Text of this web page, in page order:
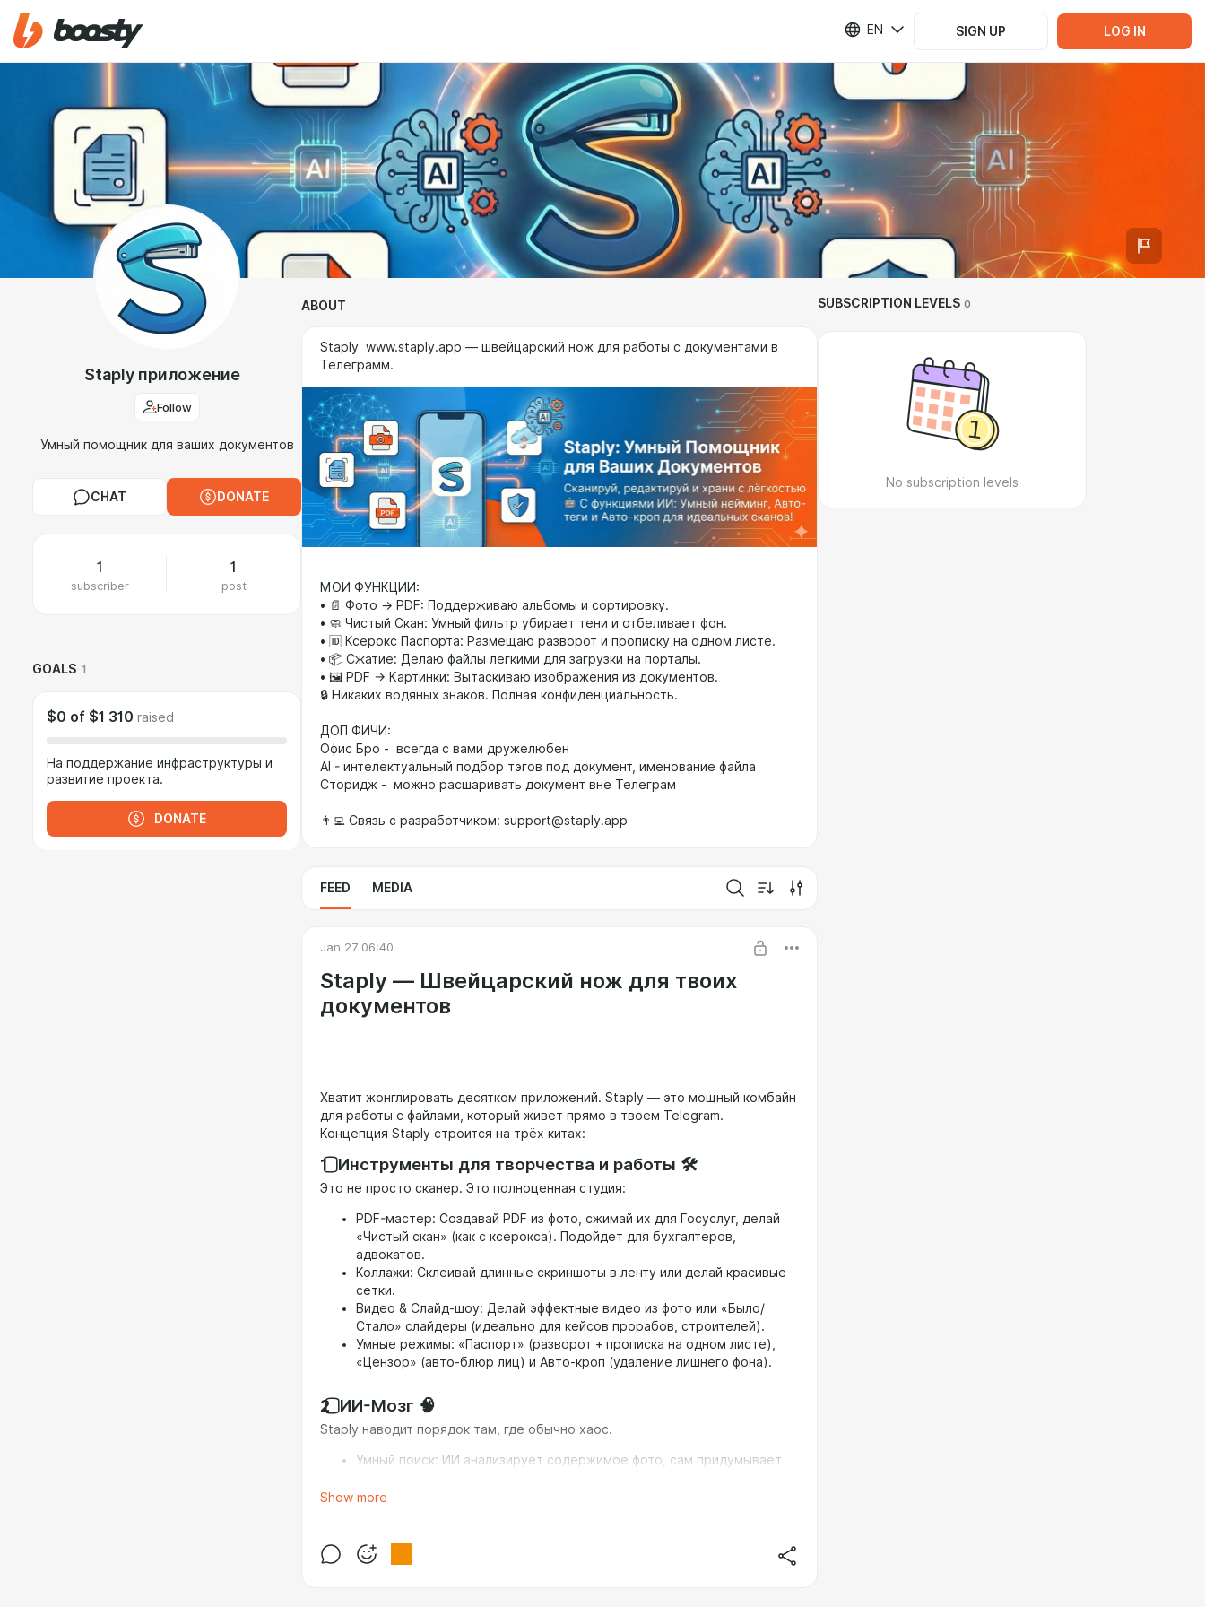
EN SIGN UP LOG IN
Staply приложение
Follow
Умный помощник для ваших документов
CHAT DONATE
1
subscriber
1
post
GOALS 1
$0 of $1 310 raised
На поддержание инфраструктуры и
развитие проекта.
DONATE
ABOUT
Staply www.staply.app — швейцарский нож для работы с документами в
Телеграмм.
МОИ ФУНКЦИИ:
• 📄 Фото → PDF: Поддерживаю альбомы и сортировку.
• 🧼 Чистый Скан: Умный фильтр убирает тени и отбеливает фон.
• 🆔 Ксерокс Паспорта: Размещаю разворот и прописку на одном листе.
• 📦 Сжатие: Делаю файлы легкими для загрузки на порталы.
• 🖼 PDF → Картинки: Вытаскиваю изображения из документов.
🔒 Никаких водяных знаков. Полная конфиденциальность.
ДОП ФИЧИ:
Офис Бро - всегда с вами дружелюбен
AI - интелектуальный подбор тэгов под документ, именование файла
Сторидж - можно расшаривать документ вне Телеграм
👨‍💻 Связь с разработчиком: support@staply.app
FEED MEDIA
Jan 27 06:40
Staply — Швейцарский нож для твоих
документов
Хватит жонглировать десятком приложений. Staply — это мощный комбайн
для работы с файлами, который живет прямо в твоем Telegram.
Концепция Staply строится на трёх китах:
1️⃣ Инструменты для творчества и работы 🛠
Это не просто сканер. Это полноценная студия:
PDF-мастер: Создавай PDF из фото, сжимай их для Госуслуг, делай
«Чистый скан» (как с ксерокса). Подойдет для бухгалтеров,
адвокатов.
Коллажи: Склеивай длинные скриншоты в ленту или делай красивые
сетки.
Видео & Слайд-шоу: Делай эффектные видео из фото или «Было/
Стало» слайдеры (идеально для кейсов прорабов, строителей).
Умные режимы: «Паспорт» (разворот + прописка на одном листе),
«Цензор» (авто-блюр лиц) и Авто-кроп (удаление лишнего фона).
2️⃣ ИИ-Мозг 🧠
Staply наводит порядок там, где обычно хаос.
Умный поиск: ИИ анализирует содержимое фото, сам придумывает
или договор в чате можно за секунду.
комментарием, пока ты разгребаешь рутину.
Show more
SUBSCRIPTION LEVELS 0
No subscription levels